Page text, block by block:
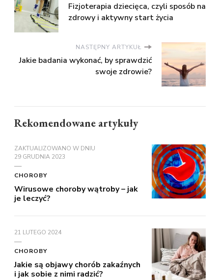
Fizjoterapia dziecięca, czyli sposób na
zdrowy i aktywny start życia
NASTĘPNY ARTYKUŁ
Jakie badania wykonać, by sprawdzić
swoje zdrowie?
Rekomendowane artykuły
ZAKTUALIZOWANO W DNIU
29 GRUDNIA 2023
CHOROBY
Wirusowe choroby wątroby – jak
je leczyć?
21 LUTEGO 2024
CHOROBY
Jakie są objawy chorób zakaźnych
i jak sobie z nimi radzić?